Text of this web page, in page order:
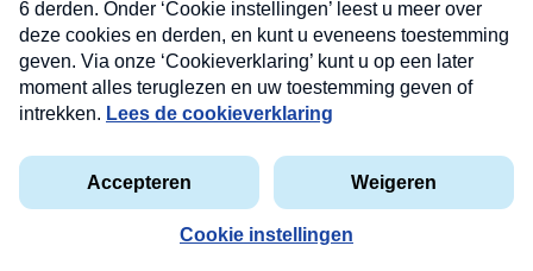
Privacyverklaring
Cookieverklaring
Kwetsbaarheid melden
Copyright © 2026 MAX Vandaag - Omroep MAX
Nieuwsbrief
Neem hier een gratis abonnement op onze
nieuwsbrief. Elke vrijdag- en dinsdagochtend in uw